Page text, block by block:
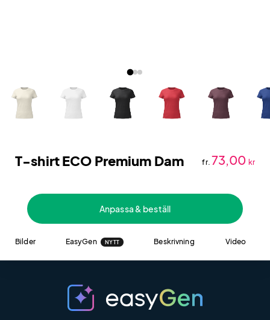
T-shirt ECO Premium Dam fr. 73,00 kr
Anpassa & beställ
Bilder EasyGen NYTT Beskrivning Video